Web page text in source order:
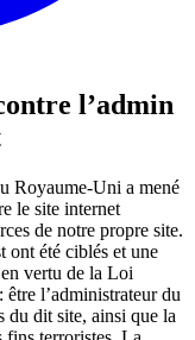
l’admin
Royaume-Uni a mené
le site internet
de notre propre site.
ont été ciblés et une
vertu de la Loi
l’administrateur du
du dit site, ainsi que la